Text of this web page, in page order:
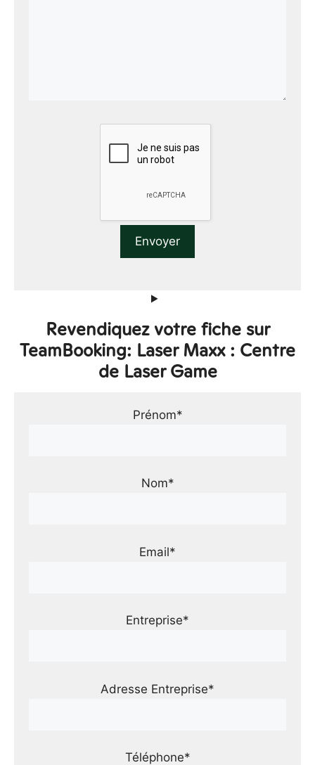
Revendiquez votre fiche sur
TeamBooking: Laser Maxx : Centre
de Laser Game
Prénom*
Nom*
Email*
Entreprise*
Adresse Entreprise*
Téléphone*